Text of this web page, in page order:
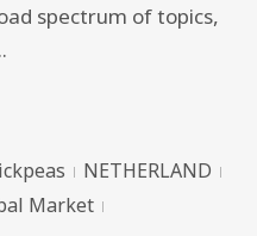
spectrum of topics,
NETHERLAND
Market